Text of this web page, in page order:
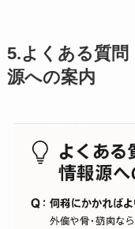
5.よくある質問
源への案内